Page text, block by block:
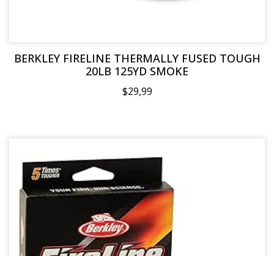
BERKLEY FIRELINE THERMALLY FUSED TOUGH
20LB 125YD SMOKE
$29,99